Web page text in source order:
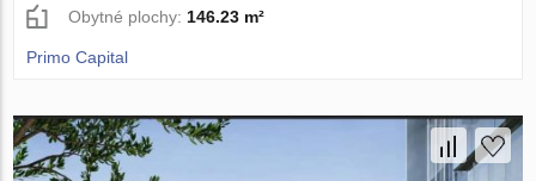
Obytné plochy: 146.23 m²
Primo Capital